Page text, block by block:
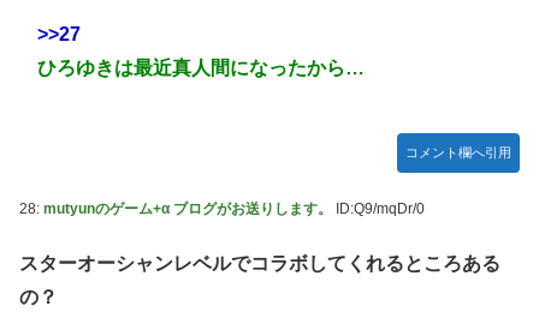
>>27
ひろゆきは最近真人間になったから…
コメント欄へ引用
28: mutyunのゲーム+α ブログがお送りします。 ID:Q9/mqDr/0
スターオーシャンレベルでコラボしてくれるところある
の？